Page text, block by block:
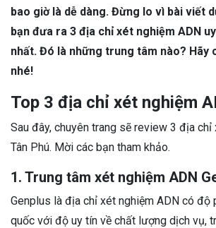
bao giờ là dễ dàng. Đừng lo vì bài viết
bạn đưa ra 3 địa chỉ xét nghiệm ADN
nhất. Đó là những trung tâm nào? Hãy
nhé!
Top 3 địa chỉ xét nghiệm
Sau đây, chuyên trang sẽ review 3 địa chỉ
Tân Phú. Mời các bạn tham khảo.
1. Trung tâm xét nghiệm ADN
Genplus là địa chỉ xét nghiệm ADN có độ
quốc với độ uy tín về chất lượng dịch vụ,